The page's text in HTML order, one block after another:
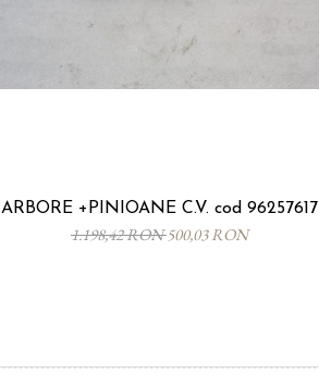
ARBORE +PINIOANE C.V. cod 96257617
1.198,42 RON500,03 RON